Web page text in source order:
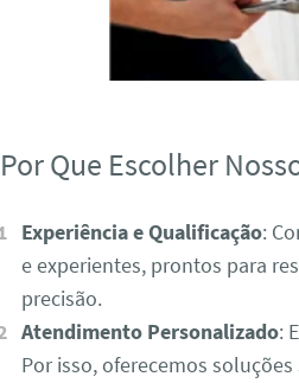
Por Que Escolher
Experiência e Qualificação:
e experientes, prontos para
precisão.
Atendimento Personalizado:
Por isso, oferecemos